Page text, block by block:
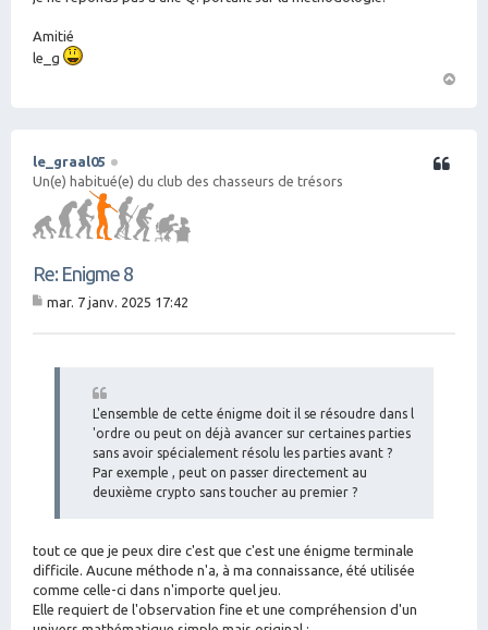
Amitié
le_g
le_graal05
Un(e) habitué(e) du club des chasseurs de trésors
Re: Enigme 8
Citation
mar. 7 janv. 2025 17:42
L'ensemble de cette énigme doit il se résoudre dans l
'ordre ou peut on déjà avancer sur certaines parties
sans avoir spécialement résolu les parties avant ?
Par exemple , peut on passer directement au
deuxième crypto sans toucher au premier ?
tout ce que je peux dire c'est que c'est une énigme terminale
difficile. Aucune méthode n'a, à ma connaissance, été utilisée
comme celle-ci dans n'importe quel jeu.
Elle requiert de l'observation fine et une compréhension d'un